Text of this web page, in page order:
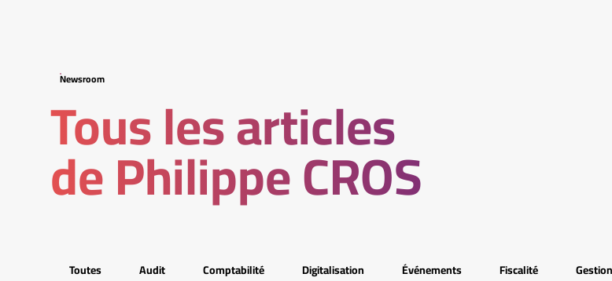
Newsroom
Tous les articles
de Philippe CROS
Toutes Audit Comptabilité Digitalisation Événements Fiscalité Gestion